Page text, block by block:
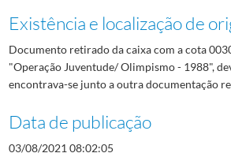
Existência e localização de
Documento retirado da caixa com a cota
"Operação Juventude/ Olimpismo - 1988",
encontrava-se junto a outra documentação
Data de publicação
03/08/2021 08:02:05